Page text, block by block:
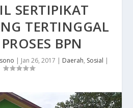
SERTIPIKAT
TERTINGGAL
BPN
| Jan 26, 2017 | Daerah, Sosial |